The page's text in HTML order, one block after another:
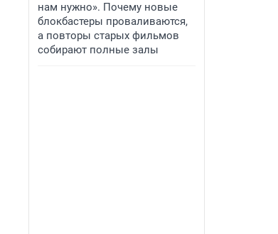
нам нужно». Почему новые
блокбастеры проваливаются,
а повторы старых фильмов
собирают полные залы